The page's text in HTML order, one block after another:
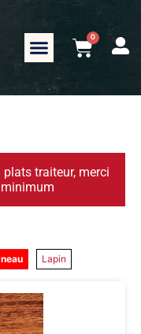
0
traiteur, merci
Lapin